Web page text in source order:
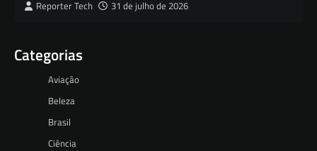
Reporter Tech 31 de julho de 2026
Categorias
Aviação
Beleza
Brasil
Ciência